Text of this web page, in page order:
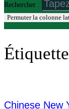
Rechercher :
Permuter la colonne
Chinese New